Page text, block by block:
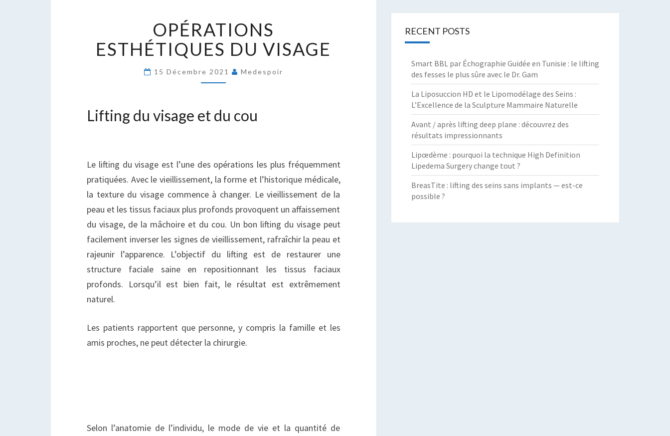
ESTHÉTIQUES
DU
VISAGE
OPÉRATIONS
ESTHÉTIQUES DU VISAGE
15 Décembre 2021 Medespoir
Lifting du visage et du cou
Le lifting du visage est l’une des opérations les plus fréquemment
pratiquées. Avec le vieillissement, la forme et l’historique médicale,
la texture du visage commence à changer. Le vieillissement de la
peau et les tissus faciaux plus profonds provoquent un affaissement
du visage, de la mâchoire et du cou. Un bon lifting du visage peut
facilement inverser les signes de vieillissement, rafraîchir la peau et
rajeunir l’apparence. L’objectif du lifting est de restaurer une
structure faciale saine en repositionnant les tissus faciaux
profonds. Lorsqu’il est bien fait, le résultat est extrêmement
naturel.
Les patients rapportent que personne, y compris la famille et les
amis proches, ne peut détecter la chirurgie.
Selon l’anatomie de l’individu, le mode de vie et la quantité de
RECENT POSTS
Smart BBL par Échographie Guidée en Tunisie : le lifting
des fesses le plus sûre avec le Dr. Gam
La Liposuccion HD et le Lipomodélage des Seins :
L’Excellence de la Sculpture Mammaire Naturelle
Avant / après lifting deep plane : découvrez des
résultats impressionnants
Lipœdème : pourquoi la technique High Definition
Lipedema Surgery change tout ?
BreasTite : lifting des seins sans implants — est-ce
possible ?